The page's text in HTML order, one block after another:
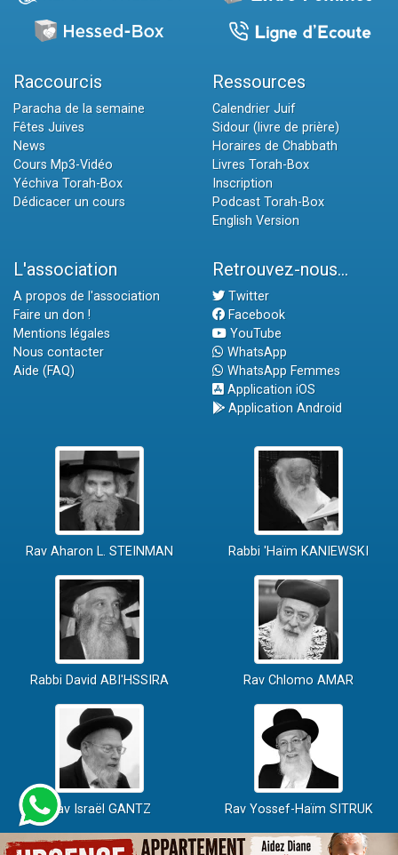
Raccourcis
Paracha de la semaine
Fêtes Juives
News
Cours Mp3-Vidéo
Yéchiva Torah-Box
Dédicacer un cours
Ressources
Calendrier Juif
Sidour (livre de prière)
Horaires de Chabbath
Livres Torah-Box
Inscription
Podcast Torah-Box
English Version
L'association
A propos de l'association
Faire un don !
Mentions légales
Nous contacter
Aide (FAQ)
Retrouvez-nous...
Twitter
Facebook
YouTube
WhatsApp
WhatsApp Femmes
Application iOS
Application Android
Rav Aharon L. STEINMAN Rabbi 'Haïm KANIEWSKI
Rabbi David ABI'HSSIRA Rav Chlomo AMAR
Rav Israël GANTZ Rav Yossef-Haïm SITRUK